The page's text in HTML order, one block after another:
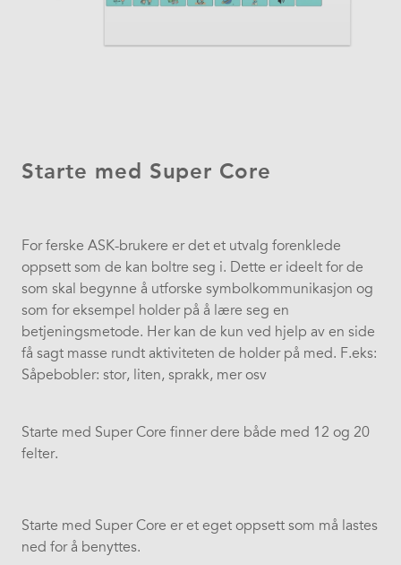
Starte med Super Core
For ferske ASK-brukere er det et utvalg forenklede
oppsett som de kan boltre seg i. Dette er ideelt for de
som skal begynne å utforske symbolkommunikasjon og
som for eksempel holder på å lære seg en
betjeningsmetode. Her kan de kun ved hjelp av en side
få sagt masse rundt aktiviteten de holder på med. F.eks:
Såpebobler: stor, liten, sprakk, mer osv
Starte med Super Core finner dere både med 12 og 20
felter.
Starte med Super Core er et eget oppsett som må lastes
ned for å benyttes.